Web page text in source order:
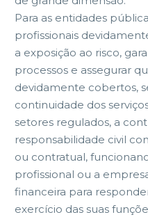
Para as entidades
profissionais
a exposição ao risco,
processos e assegurar
devidamente cobertos,
continuidade dos
setores regulados, a
responsabilidade civil
ou contratual,
profissional ou a
financeira para
exercício das suas